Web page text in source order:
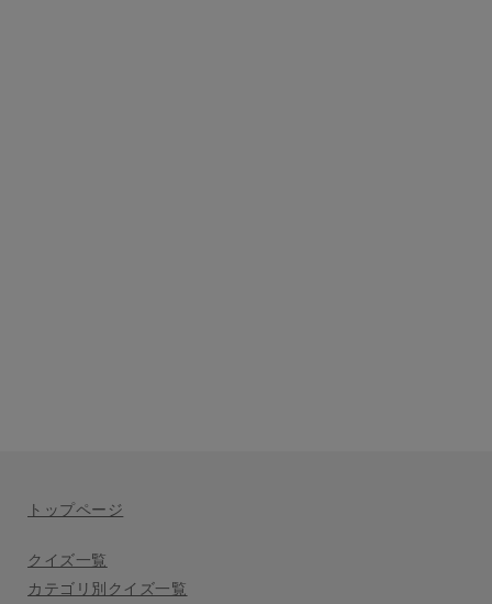
トップページ
クイズ一覧
カテゴリ別クイズ一覧